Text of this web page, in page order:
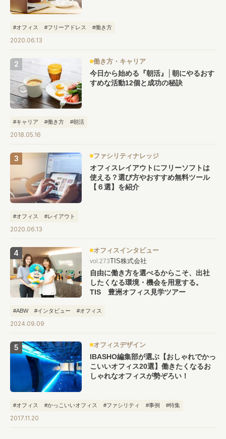
#オフィス #フリーアドレス #働き方
2020.06.13
働き方・キャリア
今日から始める『朝活』│朝にやるおす
すめな活動12個と成功の秘訣
#キャリア #働き方 #朝活
2018.05.16
ファシリティナレッジ
オフィスレイアウトにフリーソフトは
使える？選び方やおすすめ無料ツール
【６選】を紹介
#オフィス #レイアウト
2020.06.13
オフィスインタビュー
vol.273TIS株式会社
自由に働き方を選べるからこそ、出社
したくなる環境・機会を用意する。
TIS 豊洲オフィス見学ツアー
#ABW #インタビュー #オフィス
2024.09.09
オフィスデザイン
IBASHO編集部が選ぶ【おしゃれでかっ
こいいオフィス20選】働きたくなるお
しゃれなオフィスが勢ぞろい！
#オフィス #かっこいいオフィス #ファシリティ #事例 #特集
2017.11.20